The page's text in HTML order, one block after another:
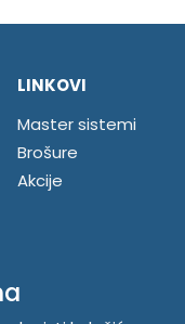
LINKOVI
Master sistemi
Brošure
Akcije